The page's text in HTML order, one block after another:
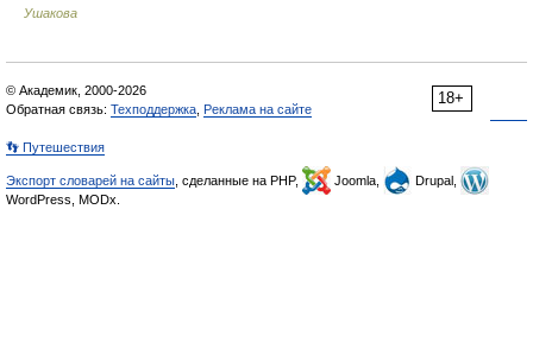
Ушакова
18+
© Академик, 2000-2026
Обратная связь: Техподдержка Реклама на сайте
👣 Путешествия
Экспорт словарей на сайты , сделанные на PHP, Joomla,
Drupal,
WordPress, MODx.